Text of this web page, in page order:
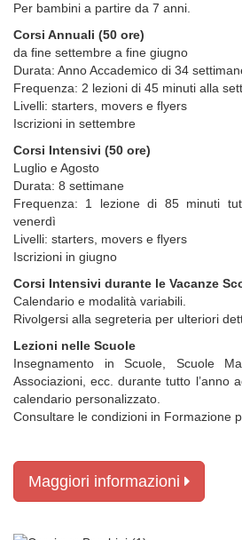
Per bambini a partire da 7 anni.
Corsi Annuali (50 ore)
da fine settembre a fine giugno
Durata: Anno Accademico di 34
Frequenza: 2 lezioni di 45 minuti alla
Livelli: starters, movers e flyers
Iscrizioni in settembre
Corsi Intensivi (50 ore)
Luglio e Agosto
Durata: 8 settimane
Frequenza: 1 lezione di 85 minuti
venerdì
Livelli: starters, movers e flyers
Iscrizioni in giugno
Corsi Intensivi durante le Vacanze
Calendario e modalità variabili.
Rivolgersi alla segreteria per ulteriori
Lezioni nelle Scuole
Insegnamento in Scuole, Scuole
Associazioni, ecc. durante tutto l’anno
calendario personalizzato.
Consultare le condizioni in Formazione
Maggiori informazioni